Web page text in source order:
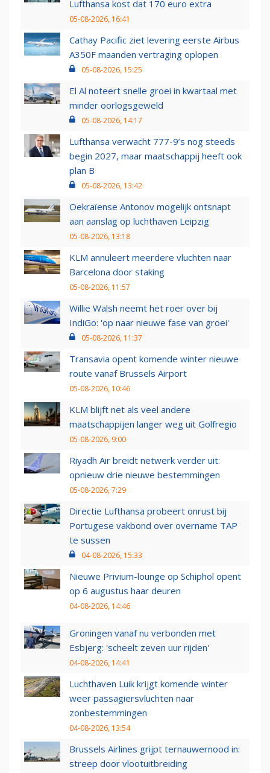
Lufthansa kost dat 170 euro extra
05-08-2026, 16:41
Cathay Pacific ziet levering eerste Airbus
A350F maanden vertraging oplopen
05-08-2026, 15:25
El Al noteert snelle groei in kwartaal met
minder oorlogsgeweld
05-08-2026, 14:17
Lufthansa verwacht 777-9’s nog steeds
begin 2027, maar maatschappij heeft ook
plan B
05-08-2026, 13:42
Oekraïense Antonov mogelijk ontsnapt
aan aanslag op luchthaven Leipzig
05-08-2026, 13:18
KLM annuleert meerdere vluchten naar
Barcelona door staking
05-08-2026, 11:57
Willie Walsh neemt het roer over bij
IndiGo: 'op naar nieuwe fase van groei'
05-08-2026, 11:37
Transavia opent komende winter nieuwe
route vanaf Brussels Airport
05-08-2026, 10:46
KLM blijft net als veel andere
maatschappijen langer weg uit Golfregio
05-08-2026, 9:00
Riyadh Air breidt netwerk verder uit:
opnieuw drie nieuwe bestemmingen
05-08-2026, 7:29
Directie Lufthansa probeert onrust bij
Portugese vakbond over overname TAP
te sussen
04-08-2026, 15:33
Nieuwe Privium-lounge op Schiphol opent
op 6 augustus haar deuren
04-08-2026, 14:46
Groningen vanaf nu verbonden met
Esbjerg: 'scheelt zeven uur rijden'
04-08-2026, 14:41
Luchthaven Luik krijgt komende winter
weer passagiersvluchten naar
zonbestemmingen
04-08-2026, 13:54
Brussels Airlines grijpt ternauwernood in:
streep door vlootuitbreiding